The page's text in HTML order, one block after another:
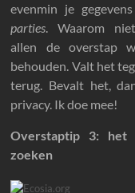
evenmin je
parties. Waarom
allen de overstap
behouden. Valt het
terug. Bevalt het,
privacy. Ik doe mee!
Overstaptip 3: het
zoeken